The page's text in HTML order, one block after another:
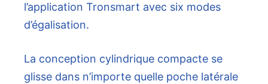
l’application Tronsmart avec six modes
d’égalisation.
La conception cylindrique compacte se
glisse dans n’importe quelle poche latérale